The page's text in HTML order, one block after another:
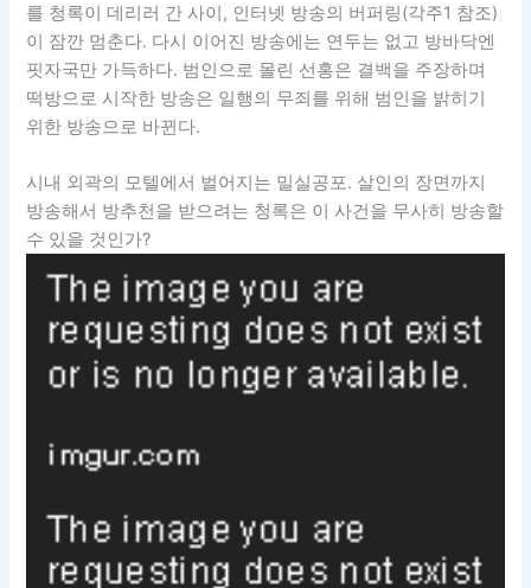
를 청록이 데리러 간 사이, 인터넷 방송의 버퍼링(각주1 참조)
이 잠깐 멈춘다. 다시 이어진 방송에는 연두는 없고 방바닥엔
핏자국만 가득하다. 범인으로 몰린 선홍은 결백을 주장하며
떡방으로 시작한 방송은 일행의 무죄를 위해 범인을 밝히기
위한 방송으로 바뀐다.
시내 외곽의 모텔에서 벌어지는 밀실공포. 살인의 장면까지
방송해서 방추천을 받으려는 청록은 이 사건을 무사히 방송할
수 있을 것인가?